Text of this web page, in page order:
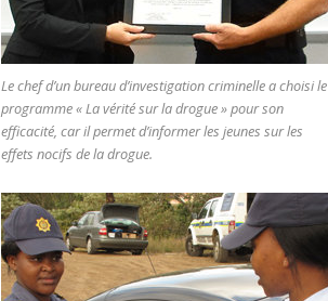
Le chef d’un bureau d’investigation criminelle a choisi le
programme « La vérité sur la drogue » pour son
efficacité, car il permet d’informer les jeunes sur les
effets nocifs de la drogue.